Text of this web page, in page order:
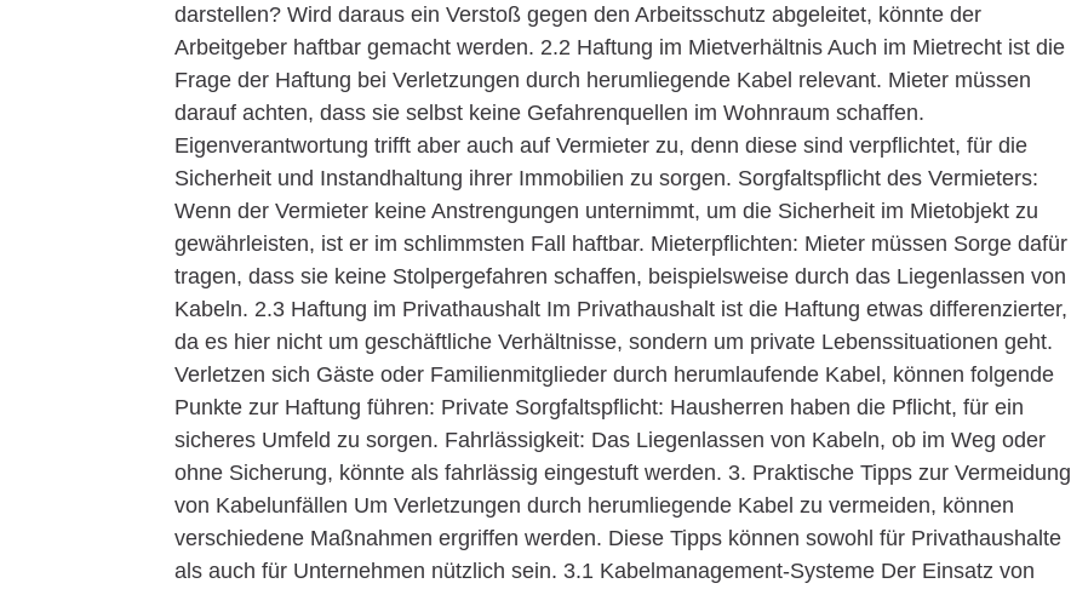
darstellen? Wird daraus ein Verstoß gegen den Arbeitsschutz abgeleitet, könnte der
Arbeitgeber haftbar gemacht werden. 2.2 Haftung im Mietverhältnis Auch im Mietrecht ist die
Frage der Haftung bei Verletzungen durch herumliegende Kabel relevant. Mieter müssen
darauf achten, dass sie selbst keine Gefahrenquellen im Wohnraum schaffen.
Eigenverantwortung trifft aber auch auf Vermieter zu, denn diese sind verpflichtet, für die
Sicherheit und Instandhaltung ihrer Immobilien zu sorgen. Sorgfaltspflicht des Vermieters:
Wenn der Vermieter keine Anstrengungen unternimmt, um die Sicherheit im Mietobjekt zu
gewährleisten, ist er im schlimmsten Fall haftbar. Mieterpflichten: Mieter müssen Sorge dafür
tragen, dass sie keine Stolpergefahren schaffen, beispielsweise durch das Liegenlassen von
Kabeln. 2.3 Haftung im Privathaushalt Im Privathaushalt ist die Haftung etwas differenzierter,
da es hier nicht um geschäftliche Verhältnisse, sondern um private Lebenssituationen geht.
Verletzen sich Gäste oder Familienmitglieder durch herumlaufende Kabel, können folgende
Punkte zur Haftung führen: Private Sorgfaltspflicht: Hausherren haben die Pflicht, für ein
sicheres Umfeld zu sorgen. Fahrlässigkeit: Das Liegenlassen von Kabeln, ob im Weg oder
ohne Sicherung, könnte als fahrlässig eingestuft werden. 3. Praktische Tipps zur Vermeidung
von Kabelunfällen Um Verletzungen durch herumliegende Kabel zu vermeiden, können
verschiedene Maßnahmen ergriffen werden. Diese Tipps können sowohl für Privathaushalte
als auch für Unternehmen nützlich sein. 3.1 Kabelmanagement-Systeme Der Einsatz von